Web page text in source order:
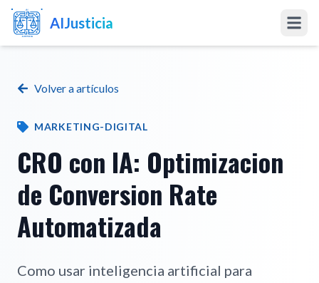
AIJusticia
Software a la Medida
Software Abogados
Volver a artículos
MARKETING-DIGITAL
CRO con IA: Optimizacion
de Conversion Rate
Automatizada
Como usar inteligencia artificial para